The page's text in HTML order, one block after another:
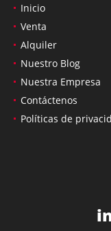
Inicio
Venta
Alquiler
Nuestro Blog
Nuestra Empresa
Contáctenos
Políticas de